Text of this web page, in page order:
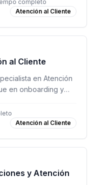
completo
Atención al Cliente
al Cliente
en Atención
en onboarding y
Atención al Cliente
y Atención